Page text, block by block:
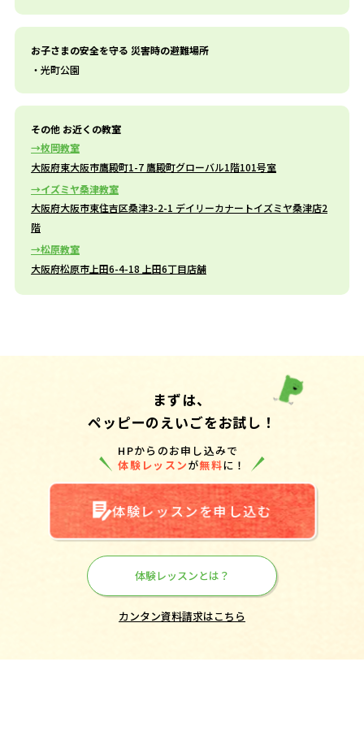
お子さまの安全を守る 災害時の避難場所
光町公園
その他 お近くの教室
枚岡教室
大阪府東大阪市鷹殿町1-7 鷹殿町グローバル1階101号室
イズミヤ桑津教室
大阪府大阪市東住吉区桑津3-2-1 デイリーカナートイズミヤ桑津店2
階
松原教室
大阪府松原市上田6-4-18 上田6丁目店舗
まずは、
ペッピーのえいごをお試し！
HPからのお申し込みで
体験レッスンが無料に！
体験レッスンを申し込む
体験レッスンとは？
カンタン資料請求はこちら